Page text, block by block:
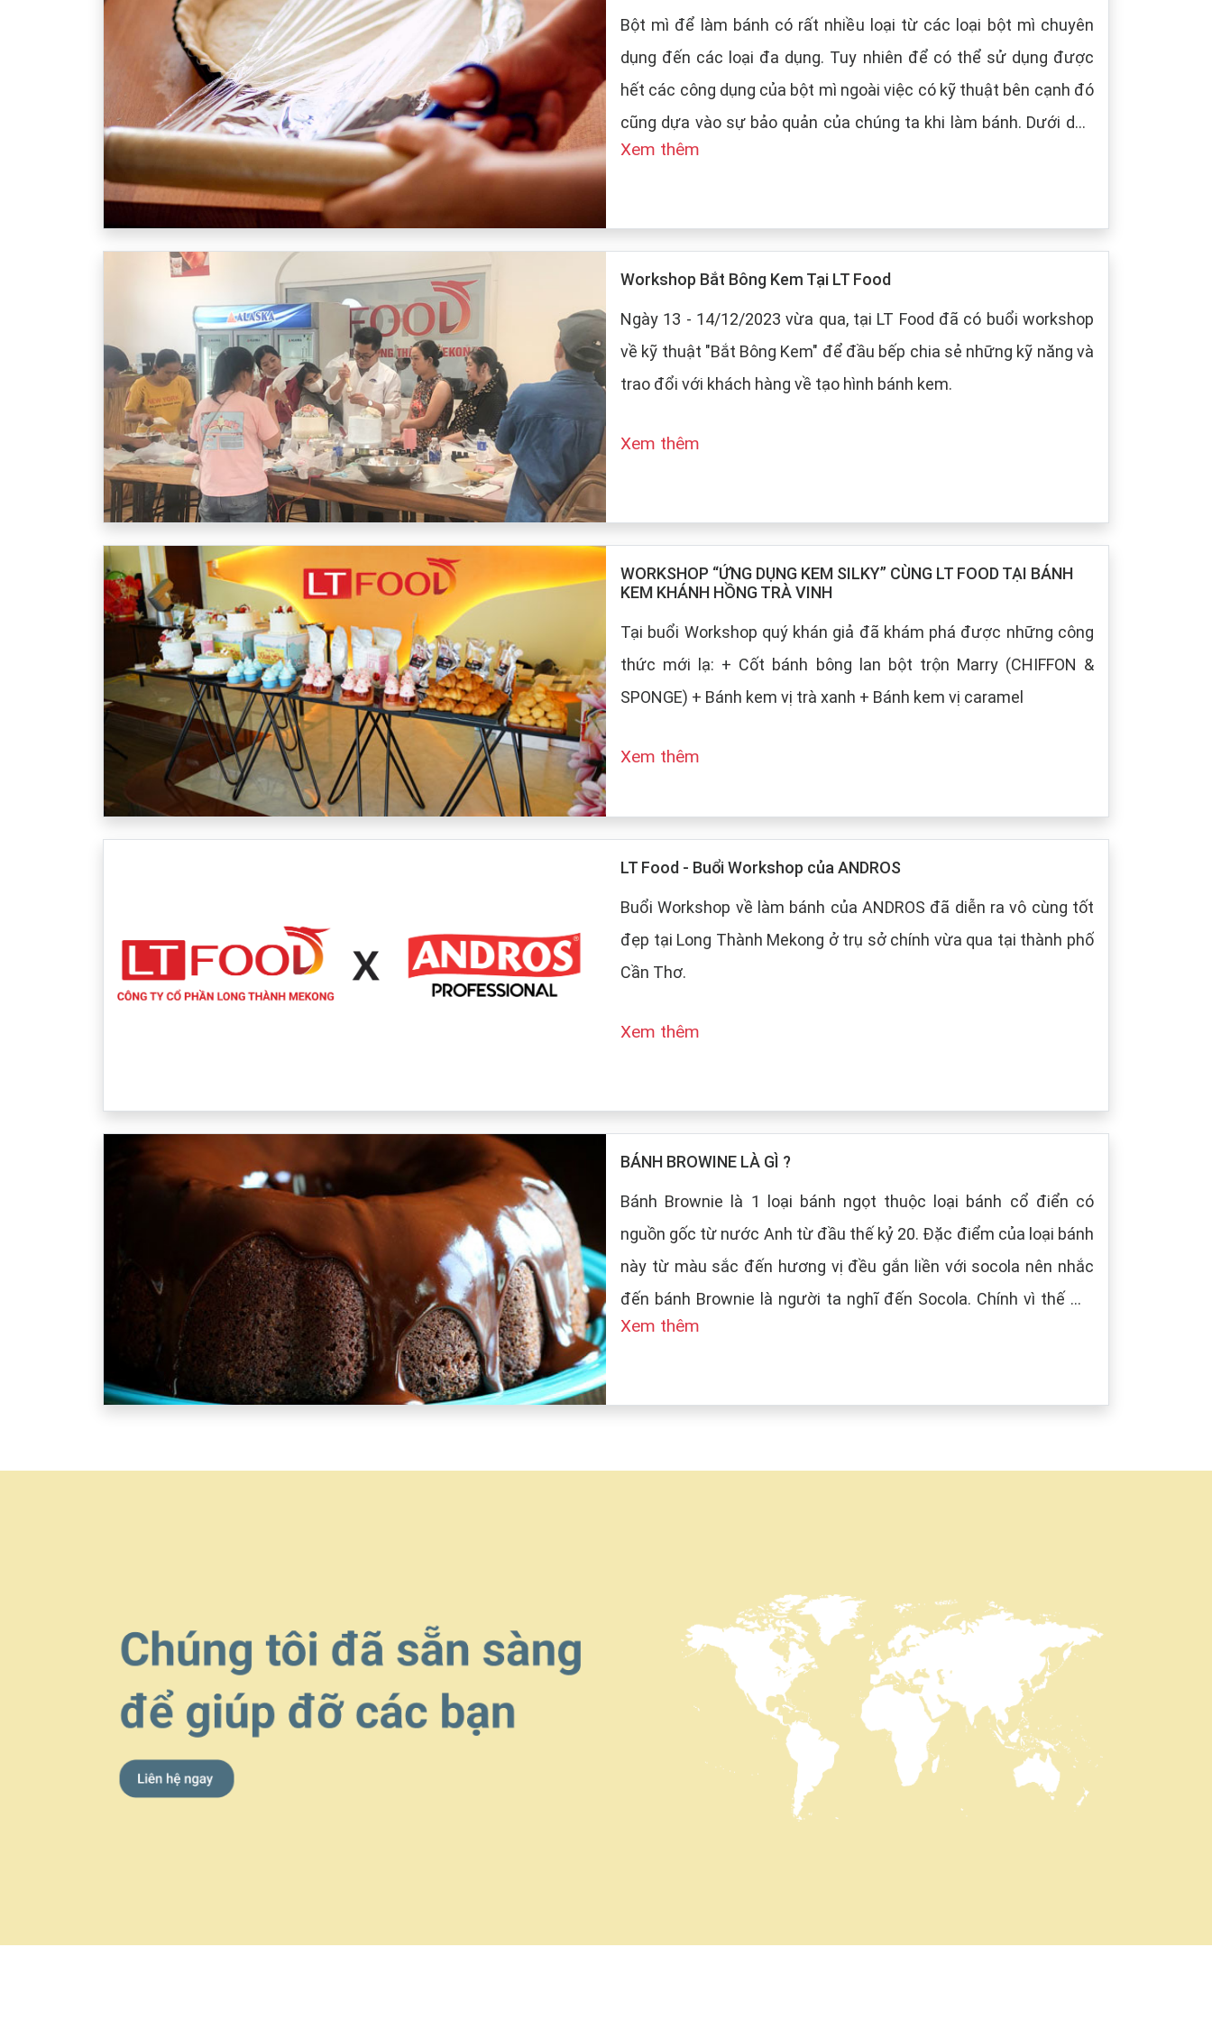
Bột mì để làm bánh có rất nhiều loại từ các loại bột mì chuyên
dụng đến các loại đa dụng. Tuy nhiên để có thể sử dụng được
hết các công dụng của bột mì ngoài việc có kỹ thuật bên cạnh đó
cũng dựa vào sự bảo quản của chúng ta khi làm bánh. Dưới dây,
LT Food sẽ đưa ra những cách bảo quản chung cho các loại bột
Xem thêm
Workshop Bắt Bông Kem Tại LT Food
Ngày 13 - 14/12/2023 vừa qua, tại LT Food đã có buổi workshop
về kỹ thuật "Bắt Bông Kem" để đầu bếp chia sẻ những kỹ năng và
trao đổi với khách hàng về tạo hình bánh kem.
Xem thêm
WORKSHOP “ỨNG DỤNG KEM SILKY” CÙNG LT FOOD TẠI BÁNH
KEM KHÁNH HỒNG TRÀ VINH
Tại buổi Workshop quý khán giả đã khám phá được những công
thức mới lạ: + Cốt bánh bông lan bột trộn Marry (CHIFFON &
SPONGE) + Bánh kem vị trà xanh + Bánh kem vị caramel
Xem thêm
LT Food - Buổi Workshop của ANDROS
Buổi Workshop về làm bánh của ANDROS đã diễn ra vô cùng tốt
đẹp tại Long Thành Mekong ở trụ sở chính vừa qua tại thành phố
Cần Thơ.
Xem thêm
BÁNH BROWINE LÀ GÌ ?
Bánh Brownie là 1 loại bánh ngọt thuộc loại bánh cổ điển có
nguồn gốc từ nước Anh từ đầu thế kỷ 20. Đặc điểm của loại bánh
này từ màu sắc đến hương vị đều gắn liền với socola nên nhắc
đến bánh Brownie là người ta nghĩ đến Socola. Chính vì thế mà
tên bánh là Brown (màu nâu) tượng trưng cho màu của Socola.
Xem thêm